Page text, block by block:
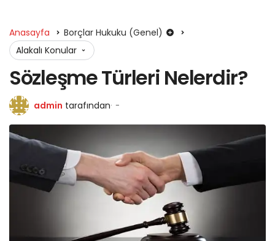
Anasayfa
Borçlar Hukuku (Genel)
Alakalı Konular
Sözleşme Türleri Nelerdir?
admin tarafından -